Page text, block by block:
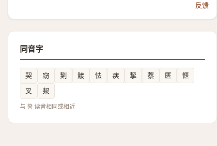
反馈
同音字
契 窃 㓶 鯜 怯 㾜 挈 䕓 匧
愜
叉
洯
与 詧 读音相同或相近